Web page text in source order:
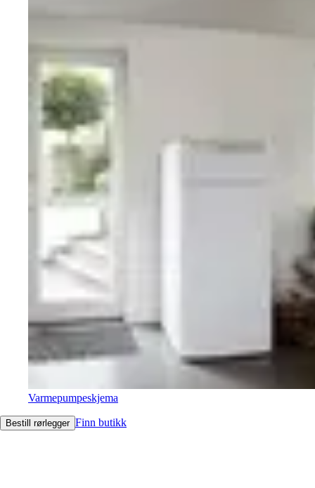
Varmepumpeskjema
Bestill rørlegger Finn butikk